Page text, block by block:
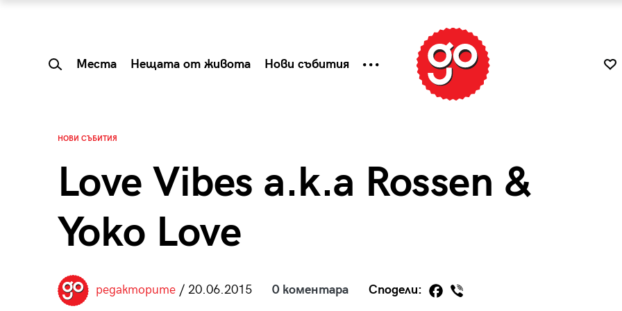
Места Нещата от живота Нови събития
НОВИ СЪБИТИЯ
Love Vibes a.k.a Rossen &
Yoko Love
редакторите/ 20.06.2015 0 коментара Сподели:
Summer Prelude: как
Tender is the Wine – Какво